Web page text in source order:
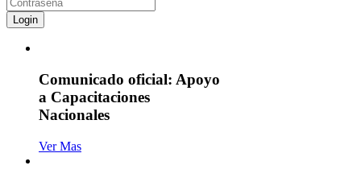
Login
Comunicado oficial: Apoyo
a Capacitaciones
Nacionales
Ver Mas